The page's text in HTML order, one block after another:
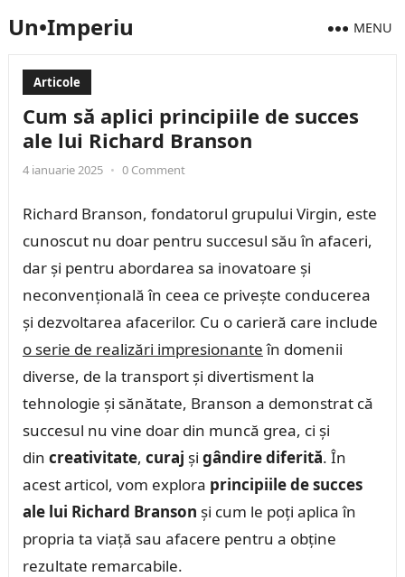
Un•Imperiu MENU
Articole
Cum să aplici principiile de succes
ale lui Richard Branson
4 ianuarie 2025 • 0 Comment
Richard Branson, fondatorul grupului Virgin, este
cunoscut nu doar pentru succesul său în afaceri,
dar și pentru abordarea sa inovatoare și
neconvențională în ceea ce privește conducerea
și dezvoltarea afacerilor. Cu o carieră care include
o serie de realizări impresionanteîn domenii
diverse, de la transport și divertisment la
tehnologie și sănătate, Branson a demonstrat că
succesul nu vine doar din muncă grea, ci și
din creativitate, curaj și gândire diferită. În
acest articol, vom explora principiile de succes
ale lui Richard Branson și cum le poți aplica în
propria ta viață sau afacere pentru a obține
rezultate remarcabile.